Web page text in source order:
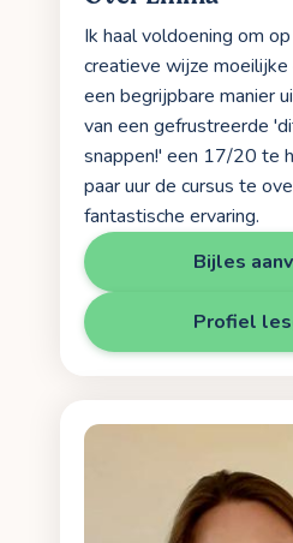
Ik haal voldoening om
creatieve wijze
een begrijpbare manier
van een gefrustreerde
snappen!' een 17/20 te
paar uur de cursus te
fantastische ervaring.
Bijles
Profiel